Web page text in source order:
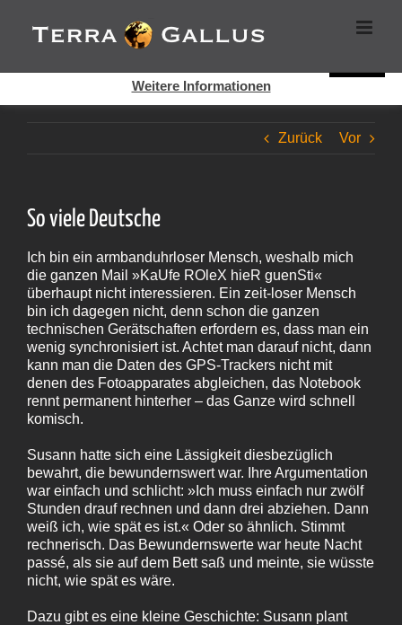
Inhalt
springen
Zurück Vor
So viele Deutsche
Ich bin ein armbanduhrloser Mensch, weshalb mich
die ganzen Mail »KaUfe ROleX hieR guenSti«
überhaupt nicht interessieren. Ein zeit-loser Mensch
bin ich dagegen nicht, denn schon die ganzen
technischen Gerätschaften erfordern es, dass man ein
wenig synchronisiert ist. Achtet man darauf nicht, dann
kann man die Daten des GPS-Trackers nicht mit
denen des Fotoapparates abgleichen, das Notebook
rennt permanent hinterher – das Ganze wird schnell
komisch.
Susann hatte sich eine Lässigkeit diesbezüglich
bewahrt, die bewundernswert war. Ihre Argumentation
war einfach und schlicht: »Ich muss einfach nur zwölf
Stunden drauf rechnen und dann drei abziehen. Dann
weiß ich, wie spät es ist.« Oder so ähnlich. Stimmt
rechnerisch. Das Bewundernswerte war heute Nacht
passé, als sie auf dem Bett saß und meinte, sie wüsste
nicht, wie spät es wäre.
Dazu gibt es eine kleine Geschichte: Susann plant
Cookies helfen auf auf dieser Seite bei der Bereitstellung der
Dienste. Durch die Nutzung dieser Webseite erklären Sie sich
Weitere Informationen